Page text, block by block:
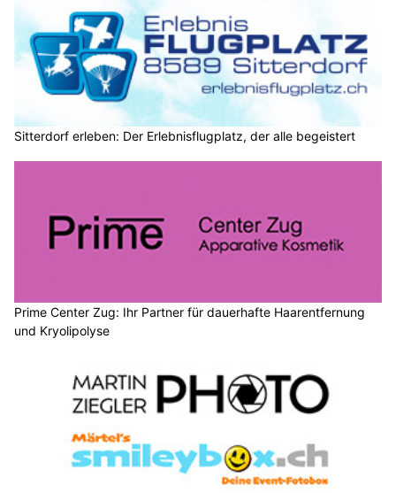
Sitterdorf erleben: Der Erlebnisflugplatz, der alle begeistert
Prime Center Zug: Ihr Partner für dauerhafte Haarentfernung
und Kryolipolyse